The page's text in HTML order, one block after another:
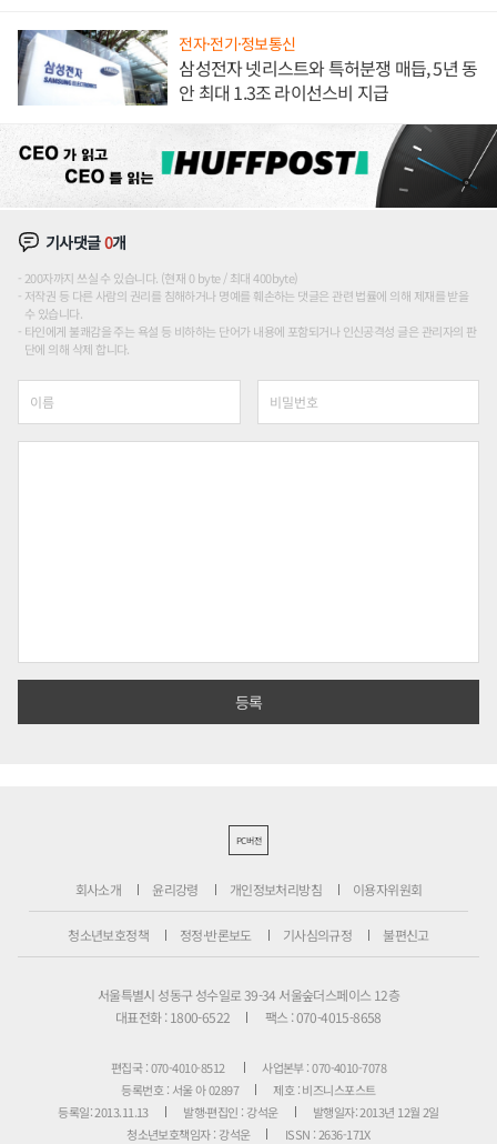
전자·전기·정보통신
삼성전자 넷리스트와 특허분쟁 매듭, 5년 동
안 최대 1.3조 라이선스비 지급
기사댓글0개
200자까지 쓰실 수 있습니다. (현재 0 byte / 최대 400byte)
저작권 등 다른 사람의 권리를 침해하거나 명예를 훼손하는 댓글은 관련 법률에 의해 제재를 받을
수 있습니다.
타인에게 불쾌감을 주는 욕설 등 비하하는 단어가 내용에 포함되거나 인신공격성 글은 관리자의 판
단에 의해 삭제 합니다.
PC버전
회사소개 윤리강령 개인정보처리방침 이용자위원회
청소년보호정책 정정·반론보도 기사심의규정 불편신고
서울특별시 성동구 성수일로 39-34 서울숲더스페이스 12층
대표전화 : 1800-6522
팩스 : 070-4015-8658
편집국 : 070-4010-8512
사업본부 : 070-4010-7078
등록번호 : 서울 아 02897
제호 : 비즈니스포스트
등록일: 2013.11.13
발행·편집인 : 강석운
발행일자: 2013년 12월 2일
청소년보호책임자 : 강석운
ISSN : 2636-171X